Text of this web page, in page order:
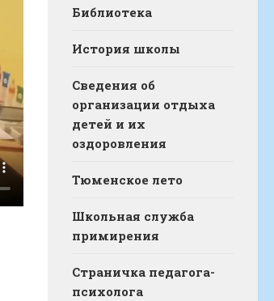
Библиотека
История школы
Сведения об
организации отдыха
детей и их
оздоровления
Тюменское лето
Школьная служба
примирения
Страничка педагога-
психолога